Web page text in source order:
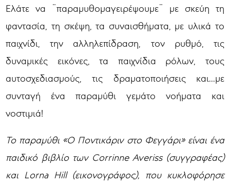
Ελάτε να ¨παραμυθομαγειρέψουμε¨ με σκεύη τη
φαντασία, τη σκέψη, τα συναισθήματα, με υλικά το
παιχνίδι, την αλληλεπίδραση, τον ρυθμό, τις
δυναμικές εικόνες, τα παιχνίδια ρόλων, τους
αυτοσχεδιασμούς, τις δραματοποιήσεις και...με
συνταγή ένα παραμύθι γεμάτο νοήματα και
νοστιμιά!
Το παραμύθι «Ο Ποντικάριν στο Φεγγάρι» είναι ένα
παιδικό βιβλίο των Corrinne Averiss(συγγραφέας)
και Lorna Hill(εικονογράφος), που κυκλοφόρησε